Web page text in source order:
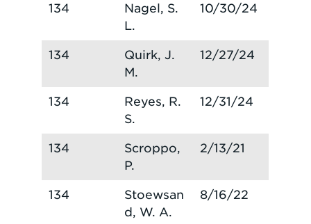
134
Nagel, S.
L.
10/30/24
134
Quirk, J.
M.
12/27/24
134
Reyes, R.
S.
12/31/24
134
Scroppo,
P.
2/13/21
134
Stoewsan
d, W. A.
8/16/22